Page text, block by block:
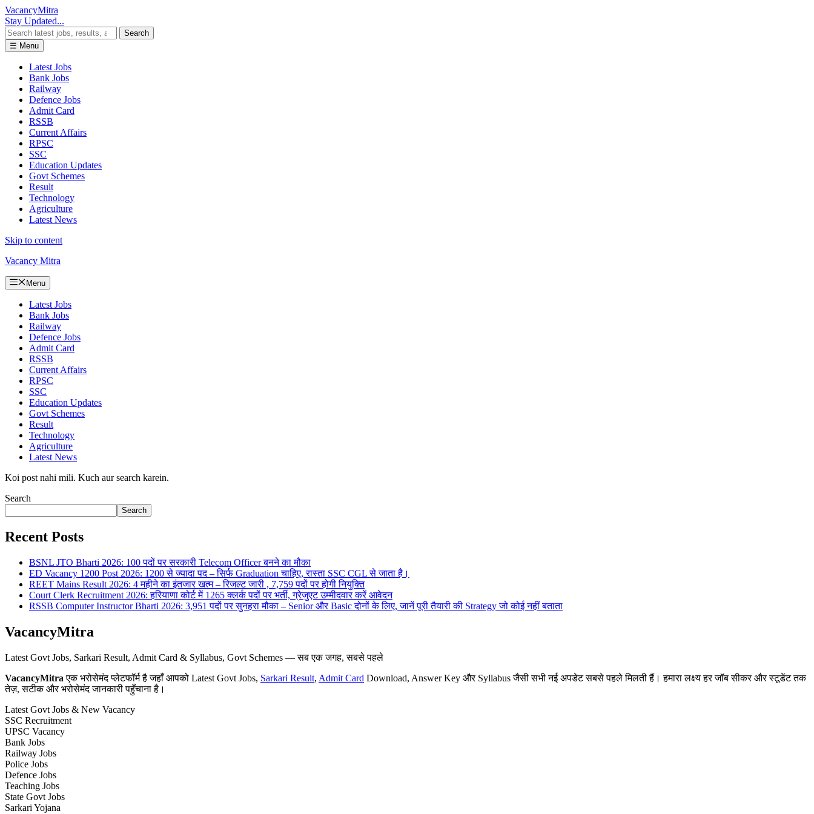
VacancyMitra
Stay Updated...
Search
☰ Menu
Latest Jobs
Bank Jobs
Railway
Defence Jobs
Admit Card
RSSB
Current Affairs
RPSC
SSC
Education Updates
Govt Schemes
Result
Technology
Agriculture
Latest News
Skip to content
Vacancy Mitra
Menu
Latest Jobs
Bank Jobs
Railway
Defence Jobs
Admit Card
RSSB
Current Affairs
RPSC
SSC
Education Updates
Govt Schemes
Result
Technology
Agriculture
Latest News
Koi post nahi mili. Kuch aur search karein.
Search
Search
Recent Posts
BSNL JTO Bharti 2026: 100 पदों पर सरकारी Telecom Officer बनने का मौका
ED Vacancy 1200 Post 2026: 1200 से ज्यादा पद – सिर्फ Graduation चाहिए, रास्ता SSC CGL से जाता है।
REET Mains Result 2026: 4 महीने का इंतजार खत्म – रिजल्ट जारी , 7,759 पदों पर होगी नियुक्ति
Court Clerk Recruitment 2026: हरियाणा कोर्ट में 1265 क्लर्क पदों पर भर्ती, ग्रेजुएट उम्मीदवार करें आवेदन
RSSB Computer Instructor Bharti 2026: 3,951 पदों पर सुनहरा मौका – Senior और Basic दोनों के लिए, जानें पूरी तैयारी की Strategy जो कोई नहीं बताता
VacancyMitra
Latest Govt Jobs, Sarkari Result, Admit Card & Syllabus, Govt Schemes — सब एक जगह, सबसे पहले
VacancyMitra एक भरोसेमंद प्लेटफॉर्म है जहाँ आपको Latest Govt Jobs, Sarkari Result, Admit Card Download, Answer Key और Syllabus जैसी सभी नई अपडेट सबसे पहले मिलती हैं। हमारा लक्ष्य हर जॉब सीकर और स्टूडेंट तक
तेज़, सटीक और भरोसेमंद जानकारी पहुँचाना है।
Latest Govt Jobs & New Vacancy
SSC Recruitment
UPSC Vacancy
Bank Jobs
Railway Jobs
Police Jobs
Defence Jobs
Teaching Jobs
State Govt Jobs
Sarkari Yojana